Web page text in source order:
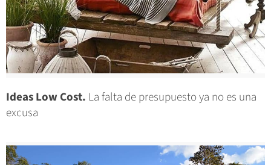
Ideas Low Cost. La falta de presupuesto ya no es una
excusa